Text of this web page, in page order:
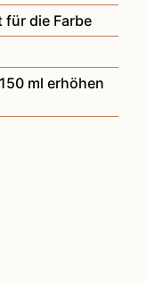
für die Farbe
ml erhöhen